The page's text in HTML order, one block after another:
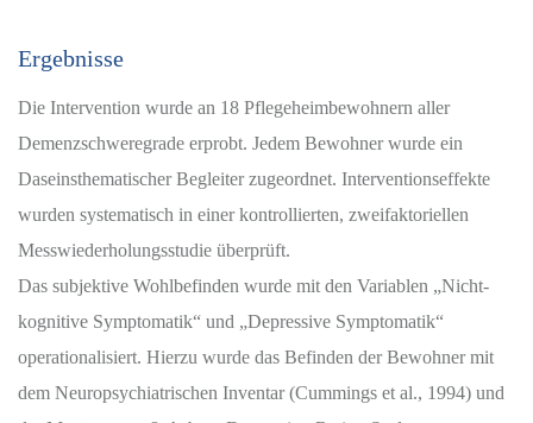
Ergebnisse
Die Intervention wurde an 18 Pflegeheimbewohnern aller
Demenzschweregrade erprobt. Jedem Bewohner wurde ein
Daseinsthematischer Begleiter zugeordnet. Interventionseffekte
wurden systematisch in einer kontrollierten, zweifaktoriellen
Messwiederholungsstudie überprüft.
Das subjektive Wohlbefinden wurde mit den Variablen „Nicht-
kognitive Symptomatik“ und „Depressive Symptomatik“
operationalisiert. Hierzu wurde das Befinden der Bewohner mit
dem Neuropsychiatrischen Inventar (Cummings et al., 1994) und